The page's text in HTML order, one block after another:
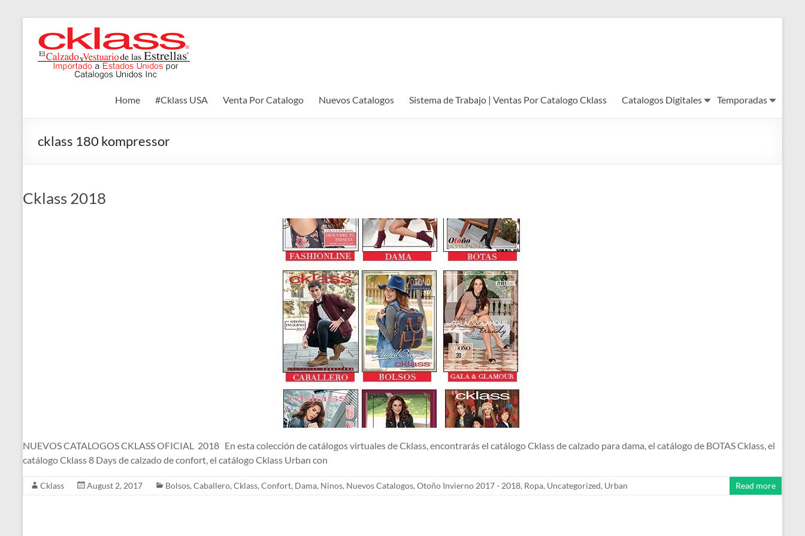
content
Cklass
El
las
Home #Cklass USA Venta Por Catalogo Nuevos Catalogos Sistema de Trabajo | Ventas Por Catalogo Cklass Catalogos Digitales Temporadas
cklass 180 kompressor
Cklass 2018
NUEVOS CATALOGOS CKLASS OFICIAL 2018 En esta colección de catálogos virtuales de Cklass, encontrarás el catálogo Cklass de calzado para dama, el catálogo de BOTAS Cklass, el
catálogo Cklass 8 Days de calzado de confort, el catálogo Cklass Urban con
Cklass August 2, 2017 Bolsos, Caballero, Cklass, Confort, Dama, Ninos, Nuevos Catalogos, Otoño Invierno 2017 - 2018, Ropa, Uncategorized, Urban Read more